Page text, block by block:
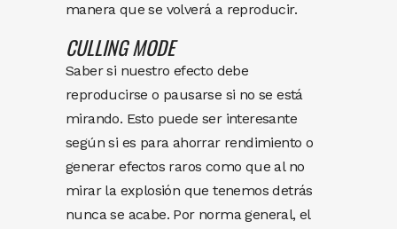
manera que se volverá a reproducir.
CULLING MODE
Saber si nuestro efecto debe
reproducirse o pausarse si no se está
mirando. Esto puede ser interesante
según si es para ahorrar rendimiento o
generar efectos raros como que al no
mirar la explosión que tenemos detrás
nunca se acabe. Por norma general, el